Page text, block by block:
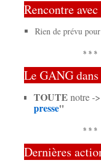
Rencontre
Rien de prévu
* * *
Le GANG
TOUTE notre ->
presse"
* * *
Dernières